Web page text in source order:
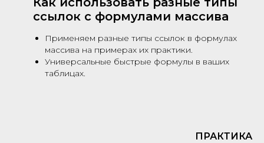
ссылок с формулами массива
Применяем разные типы ссылок в формулах
массива на примерах их практики.
Универсальные быстрые формулы в ваших
таблицах.
ПРАКТИКА